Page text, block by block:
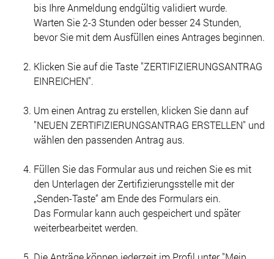
bis Ihre Anmeldung endgültig validiert wurde.
Warten Sie 2-3 Stunden oder besser 24 Stunden,
bevor Sie mit dem Ausfüllen eines Antrages beginnen.
Klicken Sie auf die Taste "ZERTIFIZIERUNGSANTRAG
EINREICHEN".
Um einen Antrag zu erstellen, klicken Sie dann auf
"NEUEN ZERTIFIZIERUNGSANTRAG ERSTELLEN" und
wählen den passenden Antrag aus.
Füllen Sie das Formular aus und reichen Sie es mit
den Unterlagen der Zertifizierungsstelle mit der
„Senden-Taste“ am Ende des Formulars ein.
Das Formular kann auch gespeichert und später
weiterbearbeitet werden.